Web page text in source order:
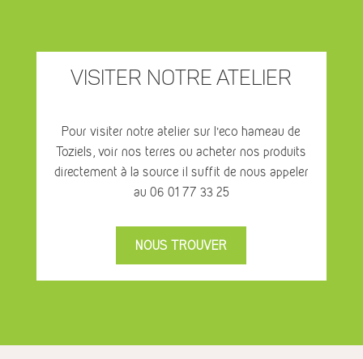
visiter notre atelier
Pour visiter notre atelier sur l’eco hameau de
Toziels, voir nos terres ou acheter nos produits
directement à la source il suffit de nous appeler
au 06 01 77 33 25
NOUS TROUVER